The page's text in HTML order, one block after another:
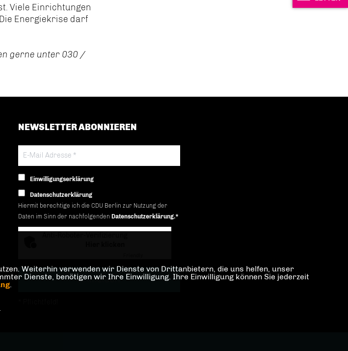
Viele Einrichtungen
Energiekrise darf
gerne unter 030 /
NEWSLETTER ABONNIEREN
Einwilligungserklärung
Datenschutzerklärung
Hiermit berechtige ich die CDU Berlin zur Nutzung der
Daten im Sinn der nachfolgenden Datenschutzerklärung.*
Weiterhin verwenden wir Dienste von Drittanbietern, die uns helfen, unser
Dienste, benötigen wir Ihre Einwilligung. Ihre Einwilligung können Sie jederzeit
.